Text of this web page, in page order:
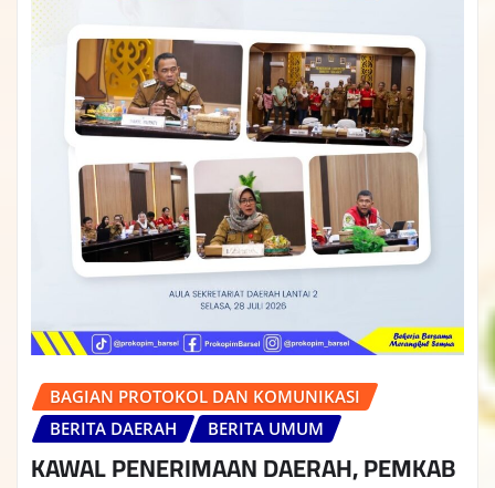
BAGIAN PROTOKOL DAN KOMUNIKASI
BERITA DAERAH
BERITA UMUM
KAWAL PENERIMAAN DAERAH, PEMKAB